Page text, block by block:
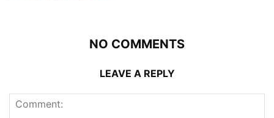
NO COMMENTS
LEAVE A REPLY